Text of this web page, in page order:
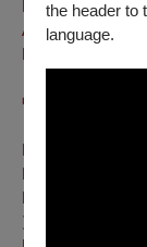
the header to
language.
Music by Albert
Ave Maris Stella
Music by Eva
中場休息
Kitolis
Music by Luis
Hiru gaukantu
克小夜曲及一首